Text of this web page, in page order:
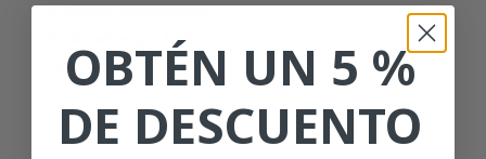
2 etiquetas por hoja
Caja de 500 hojas
OBTÉN UN 5 %
DE DESCUENTO